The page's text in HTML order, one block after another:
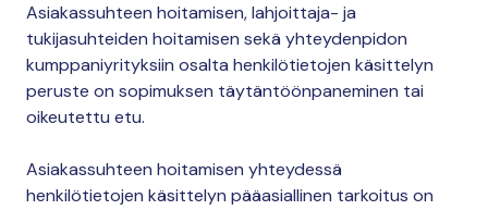
Asiakassuhteen hoitamisen, lahjoittaja- ja
tukijasuhteiden hoitamisen sekä yhteydenpidon
kumppaniyrityksiin osalta henkilötietojen käsittelyn
peruste on sopimuksen täytäntöönpaneminen tai
oikeutettu etu.
Asiakassuhteen hoitamisen yhteydessä
henkilötietojen käsittelyn pääasiallinen tarkoitus on